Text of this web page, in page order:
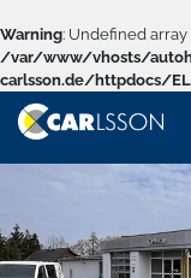
Warning: Undefined
/var/www/vhosts/
carlsson.de/httpdocs/